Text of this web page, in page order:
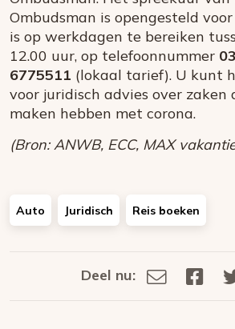
Ombudsman is opengesteld
is op werkdagen te bereiken
12.00 uur, op telefoonnummer
6775511 (lokaal tarief). U kunt
voor juridisch advies over zaken
maken hebben met corona.
(Bron: ANWB, ECC, MAX
Auto Juridisch Reis boeken
Deel
Deel nu:
Deel
Deel